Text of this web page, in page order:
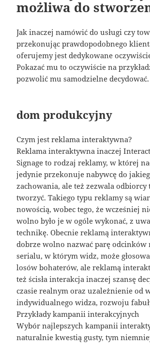
możliwa do
Jak inaczej namówić do usługi czy
przekonując prawdopodobnego
oferujemy jest dedykowane
Pokazać mu to oczywiście na
pozwolić mu samodzielne decydować.
dom produkcyjny
Czym jest reklama interaktywna?
Reklama interaktywna inaczej
Signage to rodzaj reklamy, w której
jedynie przekonuje nabywcę do
zachowania, ale też zezwala odbiorcy
tworzyć. Takiego typu reklamy są
nowością, wobec tego, że wcześniej
wolno było je w ogóle wykonać, z
technikę. Obecnie reklamą
dobrze wolno nazwać parę odcinków
serialu, w którym widz, może
losów bohaterów, ale reklamą
też ścisła interakcja inaczej szansę
czasie realnym oraz uzależnienie od
indywidualnego widza, rozwoju
Przykłady kampanii interakcyjnych
Wybór najlepszych kampanii
naturalnie kwestią gusty, tym